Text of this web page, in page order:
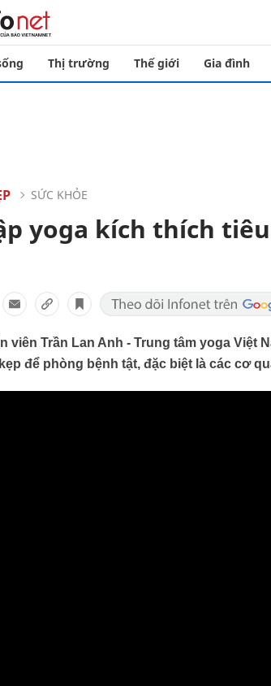
Thị trường Thế giới Gia đình
SỨC KHỎE
yoga kích thích
viên Trần Lan Anh - Trung tâm yoga Việt
để phòng bệnh tật, đặc biệt là các cơ